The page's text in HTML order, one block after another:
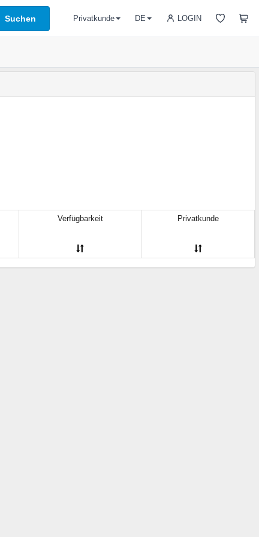
Suchen LOGIN
Privatkunde DE
Verfügbarkeit Privatkunde